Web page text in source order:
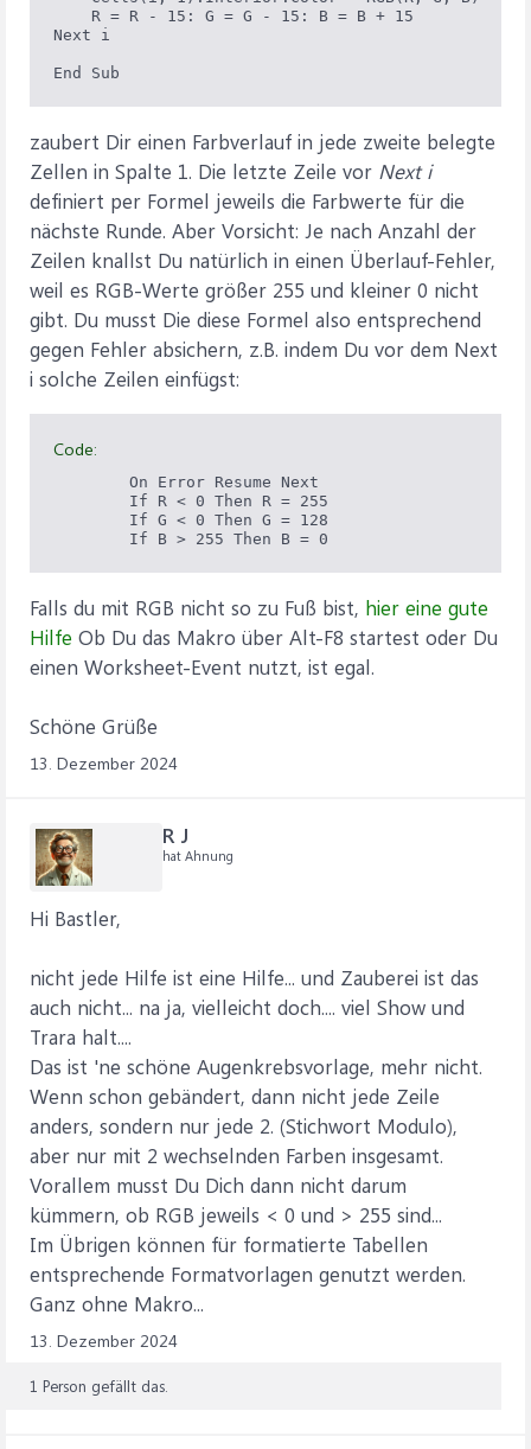
    R = R - 15: G = G - 15: B = B + 15
Next i
End Sub
zaubert Dir einen Farbverlauf in jede zweite belegte
Zellen in Spalte 1. Die letzte Zeile vor Next i
definiert per Formel jeweils die Farbwerte für die
nächste Runde. Aber Vorsicht: Je nach Anzahl der
Zeilen knallst Du natürlich in einen Überlauf-Fehler,
weil es RGB-Werte größer 255 und kleiner 0 nicht
gibt. Du musst Die diese Formel also entsprechend
gegen Fehler absichern, z.B. indem Du vor dem Next
i solche Zeilen einfügst:
Code:
        On Error Resume Next
        If R < 0 Then R = 255
        If G < 0 Then G = 128
        If B > 255 Then B = 0
Falls du mit RGB nicht so zu Fuß bist, hier eine gute
Hilfe Ob Du das Makro über Alt-F8 startest oder Du
einen Worksheet-Event nutzt, ist egal.
Schöne Grüße
13. Dezember 2024
R J
hat Ahnung
Hi Bastler,
nicht jede Hilfe ist eine Hilfe... und Zauberei ist das
auch nicht... na ja, vielleicht doch.... viel Show und
Trara halt....
Das ist 'ne schöne Augenkrebsvorlage, mehr nicht.
Wenn schon gebändert, dann nicht jede Zeile
anders, sondern nur jede 2. (Stichwort Modulo),
aber nur mit 2 wechselnden Farben insgesamt.
Vorallem musst Du Dich dann nicht darum
kümmern, ob RGB jeweils < 0 und > 255 sind...
Im Übrigen können für formatierte Tabellen
entsprechende Formatvorlagen genutzt werden.
Ganz ohne Makro...
13. Dezember 2024
1 Person gefällt das.